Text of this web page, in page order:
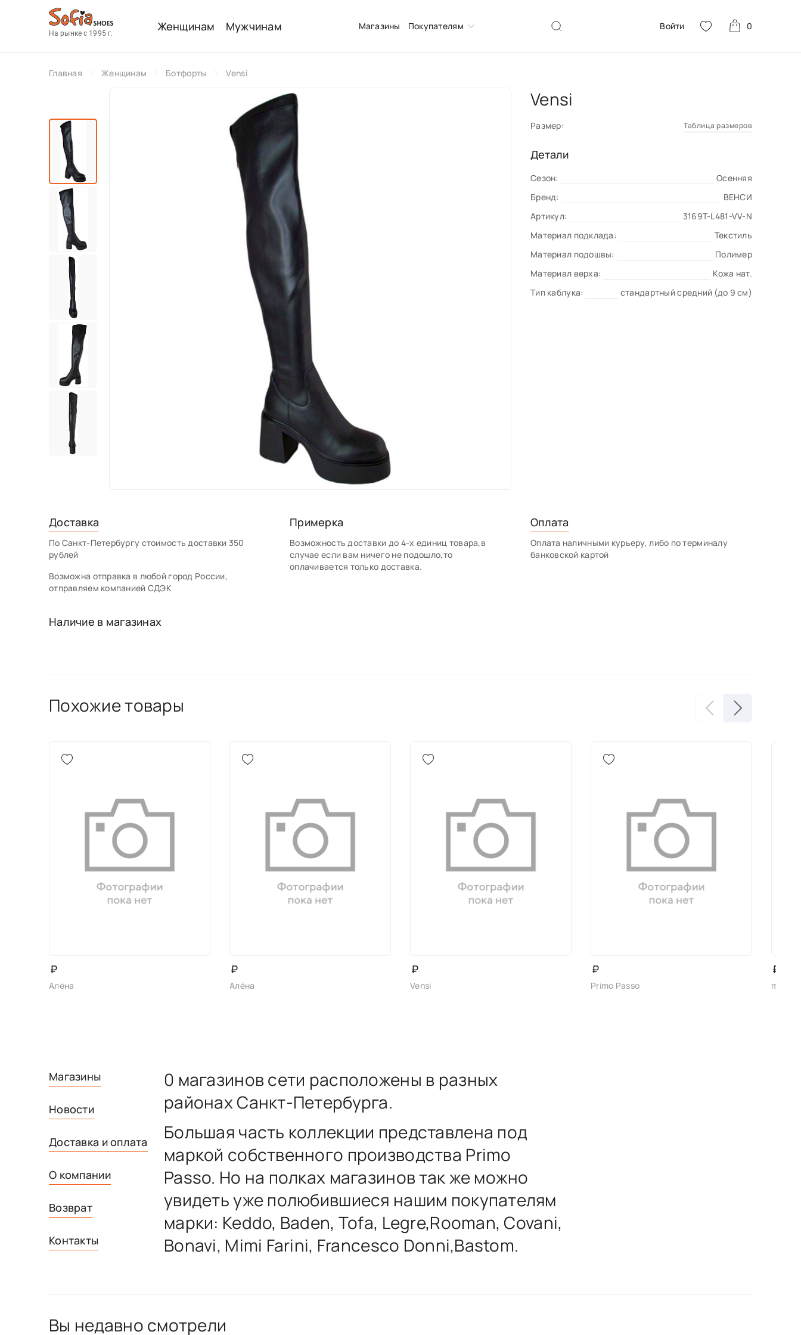
На рынке с 1995 г. Женщинам Мужчинам Магазины Покупателям Войти 0
Главная Женщинам Ботфорты Vensi
Vensi
Размер: Таблица размеров
Детали
Сезон:
Осенняя
Бренд:
ВЕНСИ
Артикул:
3169T-L481-VV-N
Материал подклада:
Текстиль
Материал подошвы:
Полимер
Материал верха:
Кожа нат.
Тип каблука:
стандартный средний (до 9 см)
Доставка
По Санкт-Петербургу стоимость доставки 350
рублей
Возможна отправка в любой город России,
отправляем компанией СДЭК
Примерка
Возможность доставки до 4-х единиц товара,в
случае если вам ничего не подошло,то
оплачивается только доставка.
Оплата
Оплата наличными курьеру, либо по терминалу
банковской картой
Наличие в магазинах
Похожие товары
₽
Алёна
₽
Алёна
₽
Vensi
₽
Primo Passo
₽
Магазины
Новости
Доставка и оплата
О компании
Возврат
Контакты
0 магазинов сети расположены в разных
районах Санкт-Петербурга.
Большая часть коллекции представлена под
маркой собственного производства Primo
Passo. Но на полках магазинов так же можно
увидеть уже полюбившиеся нашим покупателям
марки: Keddo, Baden, Tofa, Legre,Rooman, Covani,
Bonavi, Mimi Farini, Francesco Donni,Bastom.
Вы недавно смотрели